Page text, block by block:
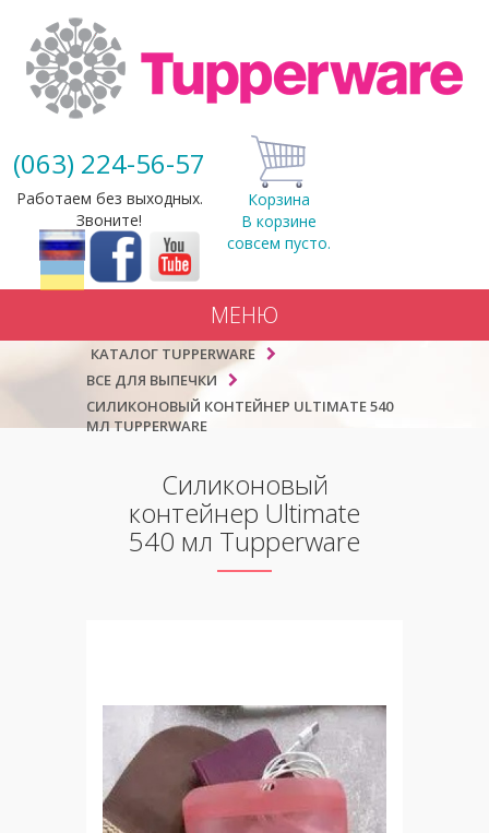
(063) 224-56-57
Работаем без выходных.
Звоните!
Корзина
В корзине
совсем пусто.
МЕНЮ
КАТАЛОГ TUPPERWARE
ВСЕ ДЛЯ ВЫПЕЧКИ
СИЛИКОНОВЫЙ КОНТЕЙНЕР ULTIMATE 540
МЛ TUPPERWARE
Силиконовый
контейнер Ultimate
540 мл Tupperware